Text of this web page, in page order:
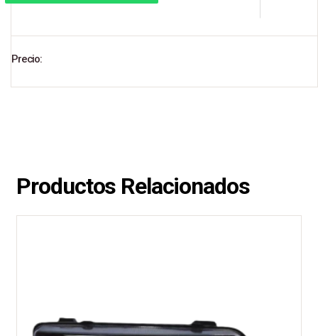
Precio:
Productos Relacionados